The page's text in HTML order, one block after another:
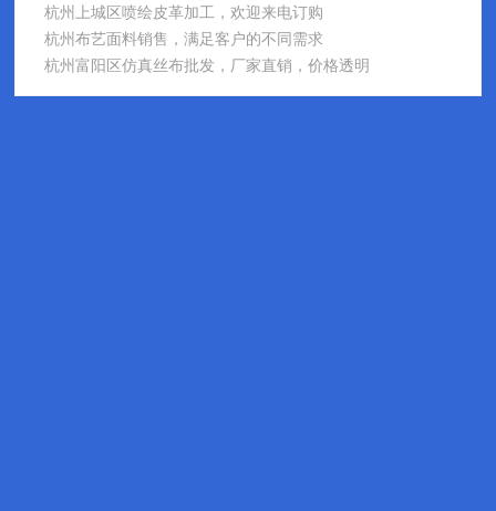
杭州上城区喷绘皮革加工，欢迎来电订购
杭州布艺面料销售，满足客户的不同需求
杭州富阳区仿真丝布批发，厂家直销，价格透明